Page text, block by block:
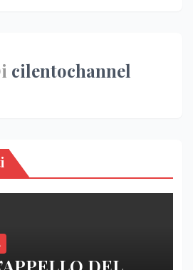
cilentochannel